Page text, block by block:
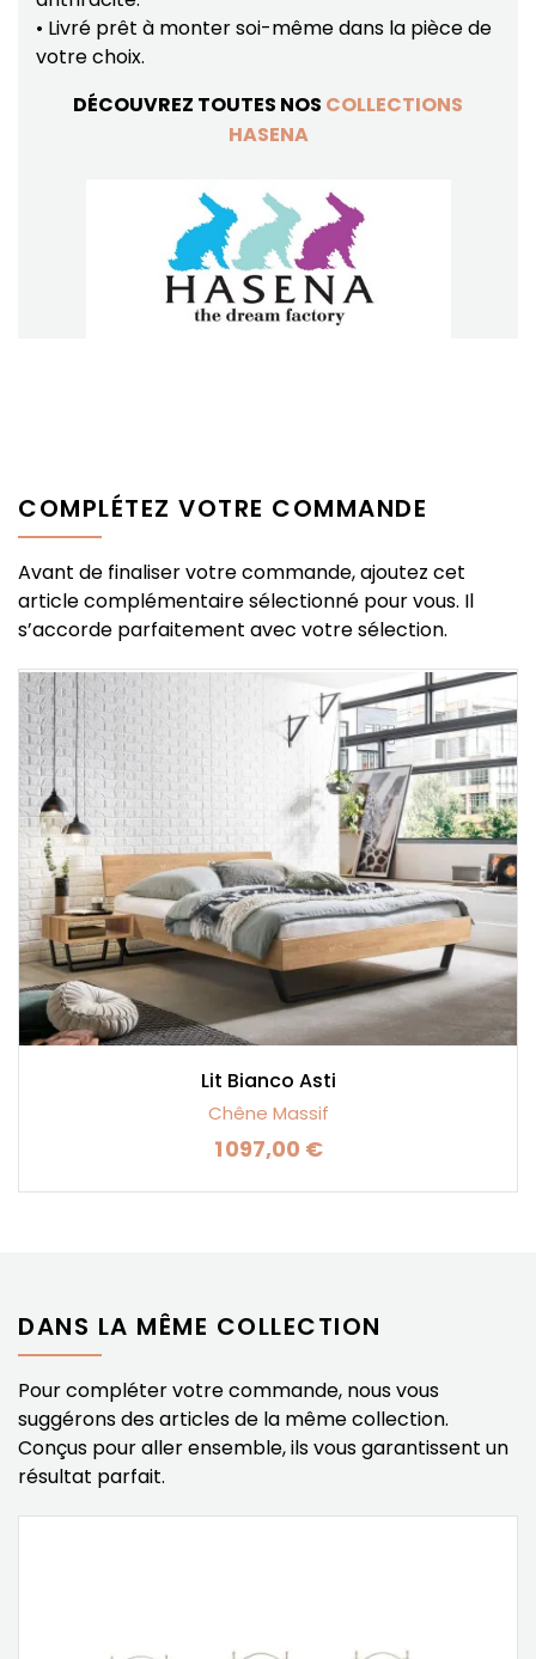
• Livré prêt à monter soi-même dans la pièce de
votre choix.
DÉCOUVREZ TOUTES NOS COLLECTIONS
HASENA
COMPLÉTEZ VOTRE COMMANDE
Avant de finaliser votre commande, ajoutez cet
article complémentaire sélectionné pour vous. Il
s’accorde parfaitement avec votre sélection.
Lit Bianco Asti
Chêne Massif
Prix
1 097,00 €
DANS LA MÊME COLLECTION
Pour compléter votre commande, nous vous
suggérons des articles de la même collection.
Conçus pour aller ensemble, ils vous garantissent un
résultat parfait.